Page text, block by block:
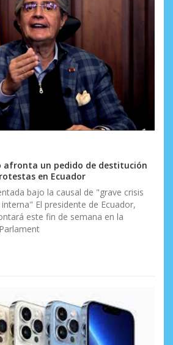
afronta un pedido de destitución
en Ecuador
bajo la causal de "grave crisis
El presidente de Ecuador,
este fin de semana en la